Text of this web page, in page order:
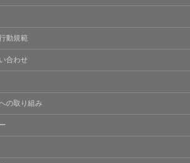
動規範
合わせ
の取り組み